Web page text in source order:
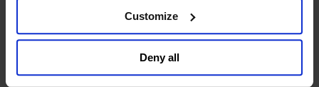
browser. For additional information and retention terms
general collection and use of personal information see
Customize
Deny all
私募股权投资行业
财富管理
零售金融服务